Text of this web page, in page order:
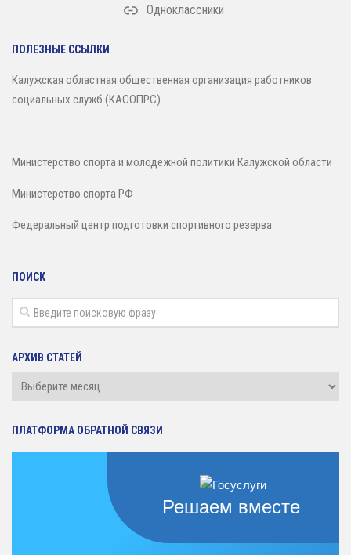
Одноклассники
ПОЛЕЗНЫЕ ССЫЛКИ
Калужская областная общественная организация работников
социальных служб (КАСОПРС)
Министерство спорта и молодежной политики Калужской области
Министерство спорта РФ
Федеральный центр подготовки спортивного резерва
ПОИСК
АРХИВ СТАТЕЙ
Архив
ПЛАТФОРМА ОБРАТНОЙ СВЯЗИ
Решаем вместе